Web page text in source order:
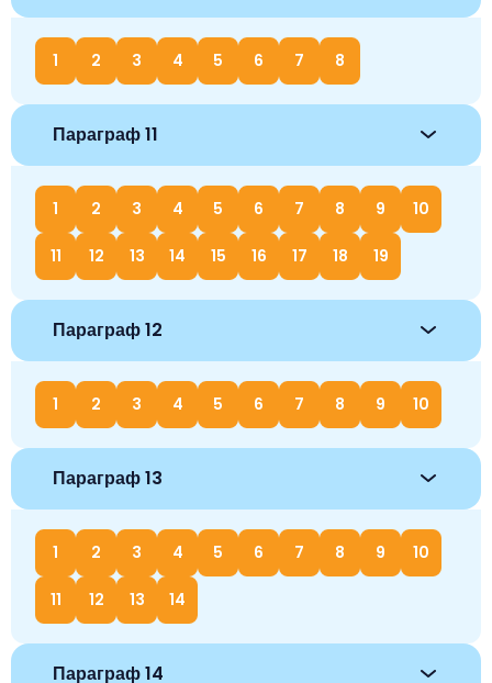
1 2 3 4 5 6 7 8
Параграф 11
1 2 3 4 5 6 7 8 9 10
11 12 13 14 15 16 17 18 19
Параграф 12
1 2 3 4 5 6 7 8 9 10
Параграф 13
1 2 3 4 5 6 7 8 9 10
11 12 13 14
Параграф 14